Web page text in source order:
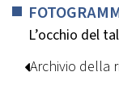
L’occhio del
Archivio della